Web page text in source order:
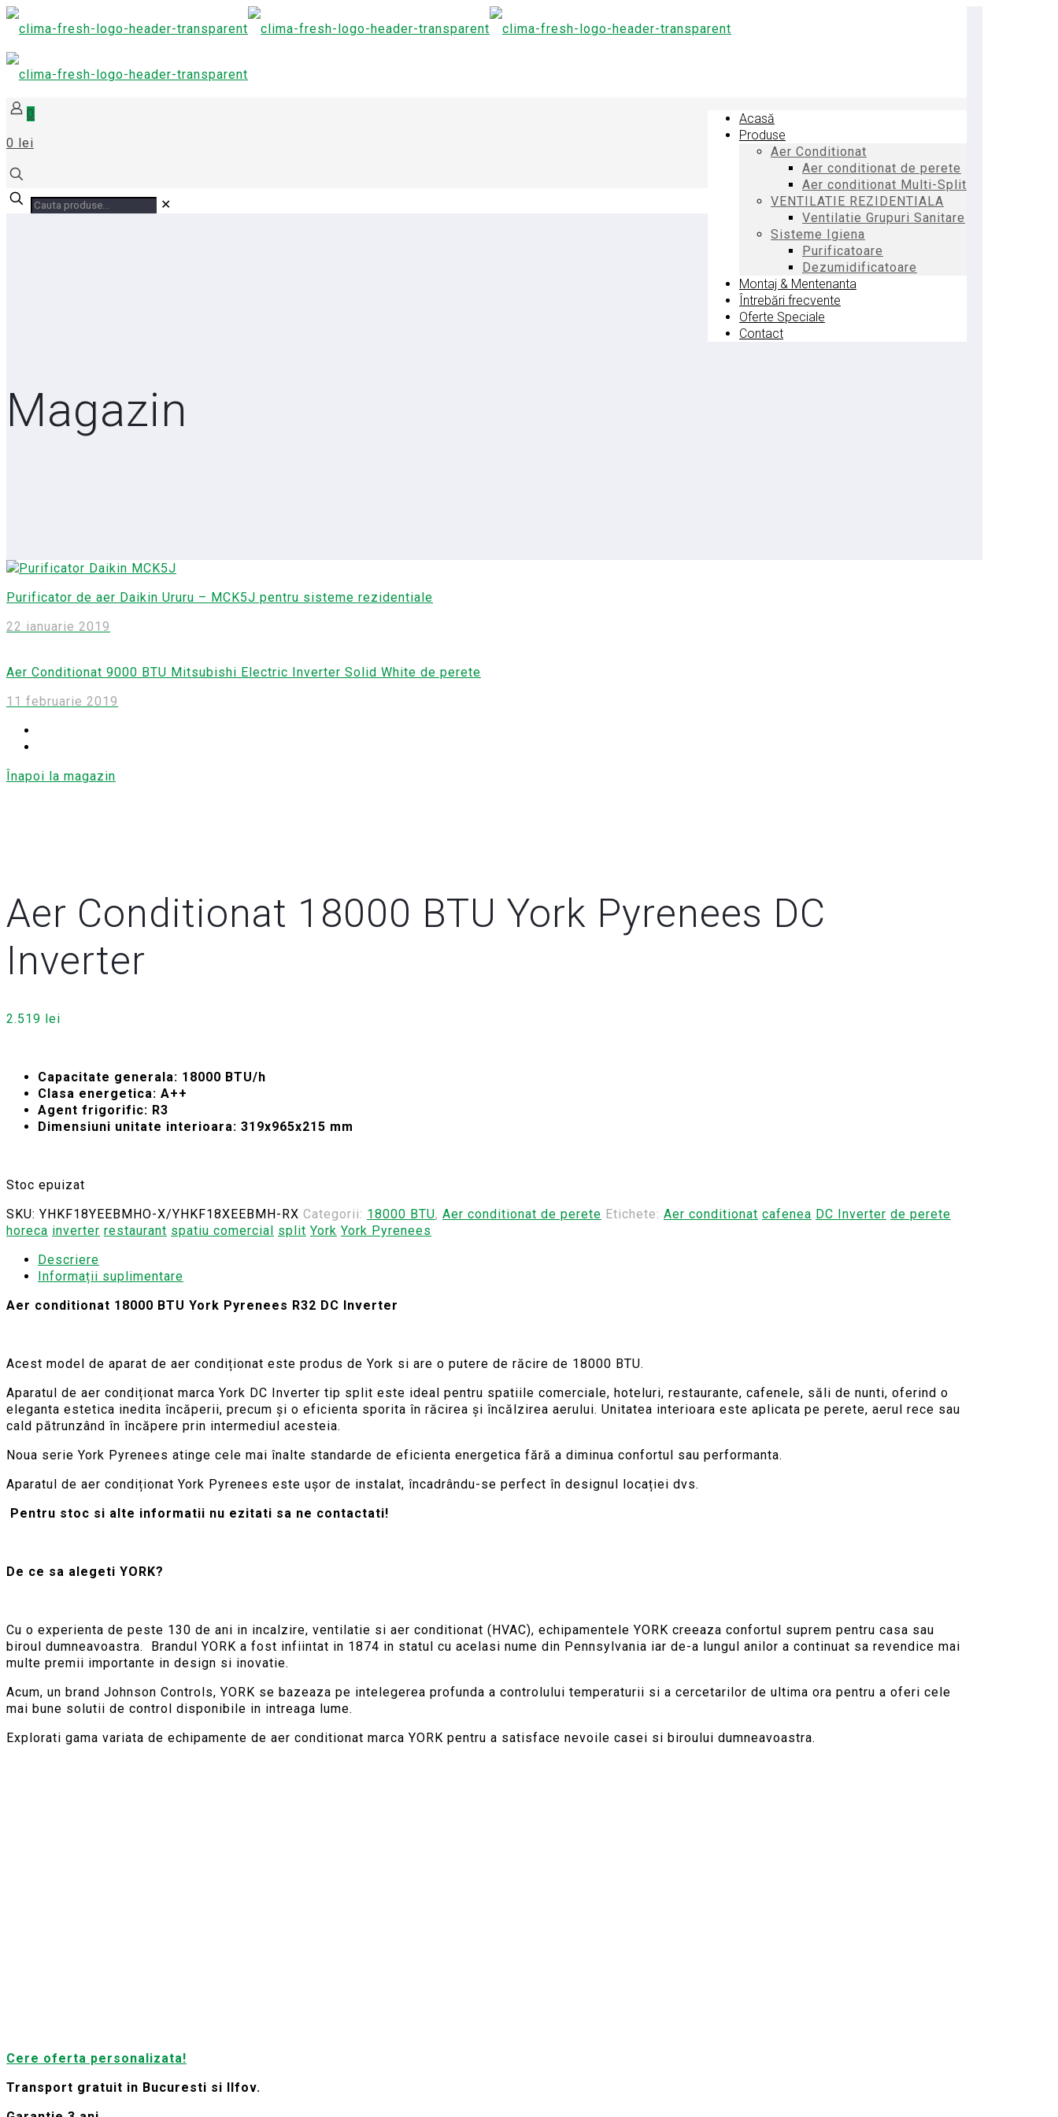
Acasă
Produse
Aer Conditionat
Aer conditionat de perete
Aer conditionat Multi-Split
VENTILATIE REZIDENTIALA
Ventilatie Grupuri Sanitare
Sisteme Igiena
Purificatoare
Dezumidificatoare
Montaj & Mentenanta
Întrebări frecvente
Oferte Speciale
Contact
0
0 lei
✕
Magazin
Purificator de aer Daikin Ururu – MCK5J pentru sisteme rezidentiale
22 ianuarie 2019
Aer Conditionat 9000 BTU Mitsubishi Electric Inverter Solid White de perete
11 februarie 2019
Înapoi la magazin
Aer Conditionat 18000 BTU York Pyrenees DC
Inverter
2.519 lei
Capacitate generala: 18000 BTU/h
Clasa energetica: A++
Agent frigorific: R3
Dimensiuni unitate interioara: 319x965x215 mm
Stoc epuizat
SKU: YHKF18YEEBMHO-X/YHKF18XEEBMH-RX Categorii: 18000 BTU, Aer conditionat de perete Etichete: Aer conditionat cafenea DC Inverter de perete
horeca inverter restaurant spatiu comercial split York York Pyrenees
Descriere
Informații suplimentare
Aer conditionat 18000 BTU York Pyrenees R32 DC Inverter
Acest model de aparat de aer condiționat este produs de York si are o putere de răcire de 18000 BTU.
Aparatul de aer condiționat marca York DC Inverter tip split este ideal pentru spatiile comerciale, hoteluri, restaurante, cafenele, săli de nunti, oferind o
eleganta estetica inedita încăperii, precum și o eficienta sporita în răcirea și încălzirea aerului. Unitatea interioara este aplicata pe perete, aerul rece sau
cald pătrunzând în încăpere prin intermediul acesteia.
Noua serie York Pyrenees atinge cele mai înalte standarde de eficienta energetica fără a diminua confortul sau performanta.
Aparatul de aer condiționat York Pyrenees este ușor de instalat, încadrându-se perfect în designul locației dvs.
Pentru stoc si alte informatii nu ezitati sa ne contactati!
De ce sa alegeti YORK?
Cu o experienta de peste 130 de ani in incalzire, ventilatie si aer conditionat (HVAC), echipamentele YORK creeaza confortul suprem pentru casa sau
biroul dumneavoastra. Brandul YORK a fost infiintat in 1874 in statul cu acelasi nume din Pennsylvania iar de-a lungul anilor a continuat sa revendice mai
multe premii importante in design si inovatie.
Acum, un brand Johnson Controls, YORK se bazeaza pe intelegerea profunda a controlului temperaturii si a cercetarilor de ultima ora pentru a oferi cele
mai bune solutii de control disponibile in intreaga lume.
Explorati gama variata de echipamente de aer conditionat marca YORK pentru a satisface nevoile casei si biroului dumneavoastra.
Cere oferta personalizata!
Transport gratuit in Bucuresti si Ilfov.